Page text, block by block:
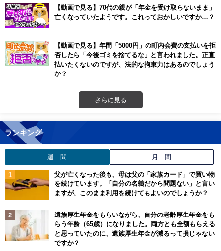
【動画で見る】70代の親が「年金を受け取らないまま」
亡くなっていたようです。これっておかしいですか…？
【動画で見る】年間「5000円」の町内会費の支払いを拒
否したら「今後ゴミを捨てるな」と言われました。正直
払いたくないのですが、法的な拘束力はあるのでしょう
か？
さらに見る
ランキング
週 間 月 間
父が亡くなった後も、母は父の「家族カード」で買い物
を続けています。「自分の名義だから問題ない」と言い
ますが、このまま利用を続けてもよいのでしょうか？
遺族厚生年金をもらいながら、自分の老齢厚生年金をも
らう年齢（65歳）になりました。両方とも全額もらえる
と思っていたのに、遺族厚生年金が減るって損じゃない
ですか？